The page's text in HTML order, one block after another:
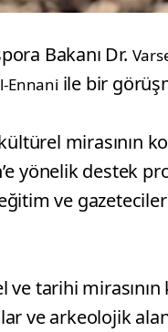
Bakanı Dr.
Ennani ile bir
mirasının
yönelik destek
ve
ve tarihi
ve arkeolojik